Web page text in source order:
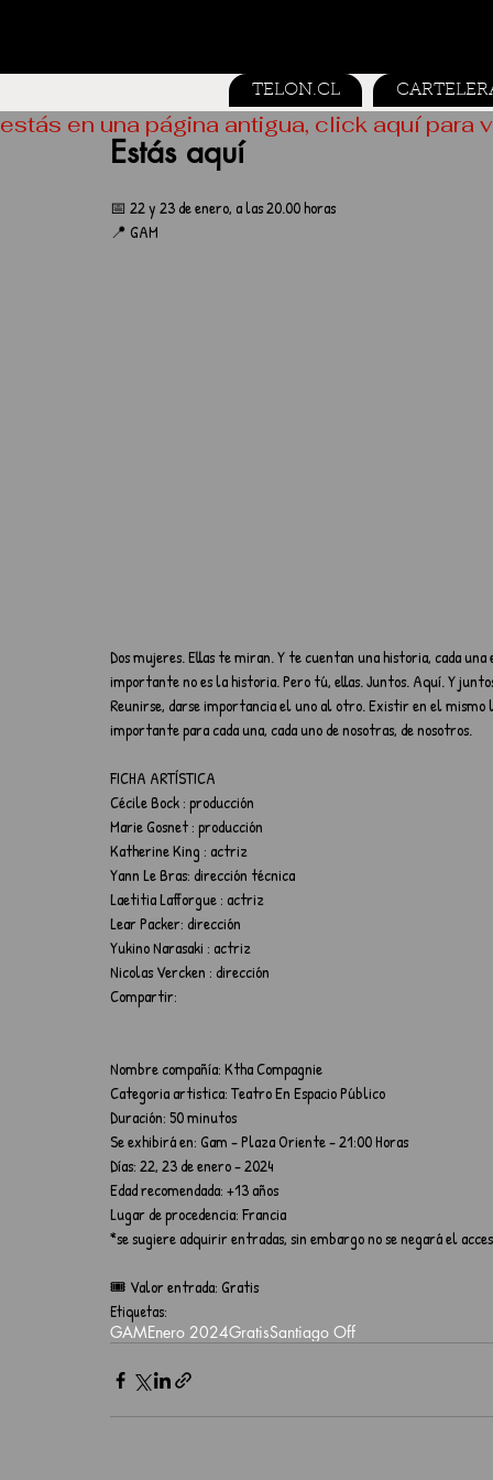
TELON.CL
Estás aquí
📅 22 y 23 de enero, a las 20.00 horas
📍 GAM
Dos mujeres. Ellas te miran. Y te cuentan una historia, cada
importante no es la historia. Pero tú, ellas. Juntos. Aquí. Y
Reunirse, darse importancia el uno al otro. Existir en el
importante para cada una, cada uno de nosotras, de nosotros.
FICHA ARTÍSTICA
Cécile Bock : producción
Marie Gosnet : producción
Katherine King : actriz
Yann Le Bras: dirección técnica
Laetitia Lafforgue : actriz
Lear Packer: dirección
Yukino Narasaki : actriz
Nicolas Vercken : dirección
Compartir:
Nombre compañía: Ktha Compagnie
Categoria artistica: Teatro En Espacio Público
Duración: 50 minutos
Se exhibirá en: Gam - Plaza Oriente - 21:00 Horas
Días: 22, 23 de enero - 2024
Edad recomendada: +13 años
Lugar de procedencia: Francia
*se sugiere adquirir entradas, sin embargo no se negará el
🎟️ Valor entrada: Gratis
Etiquetas:
GAMEnero 2024GratisSantiago Off
estás en una página antigua, click aquí para